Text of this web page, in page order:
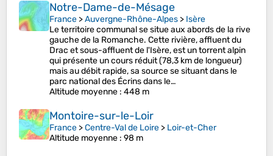
Notre-Dame-de-Mésage
France >Auvergne-Rhône-Alpes > Isère
Le territoire communal se situe aux abords de la rive
gauche de la Romanche. Cette rivière, affluent du
Drac et sous-affluent de l'Isère, est un torrent alpin
qui présente un cours réduit (78,3 km de longueur)
mais au débit rapide, sa source se situant dans le
parc national des Écrins dans le…
Altitude moyenne : 448 m
Montoire-sur-le-Loir
France >Centre-Val de Loire > Loir-et-Cher
Altitude moyenne : 98 m